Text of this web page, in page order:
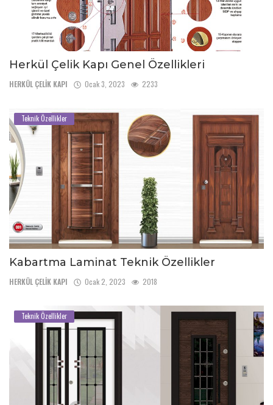
Herkül Çelik Kapı Genel Özellikleri
HERKÜL ÇELİK KAPI Ocak 3, 2023 2233
Teknik Özellikler
Kabartma Laminat Teknik Özellikler
HERKÜL ÇELİK KAPI Ocak 2, 2023 2018
Teknik Özellikler